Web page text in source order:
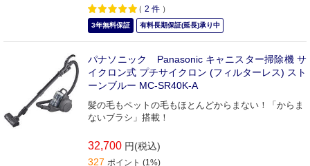
（ 2 件 ）
3年無料保証 有料長期保証(延長)承り中
パナソニック Panasonic キャニスター掃除機 サ
イクロン式 プチサイクロン (フィルターレス) スト
ーンブルー MC-SR40K-A
髪の毛もペットの毛もほとんどからまない！「からま
ないブラシ」搭載！
32,700 円(税込)
327 ポイント (1%)